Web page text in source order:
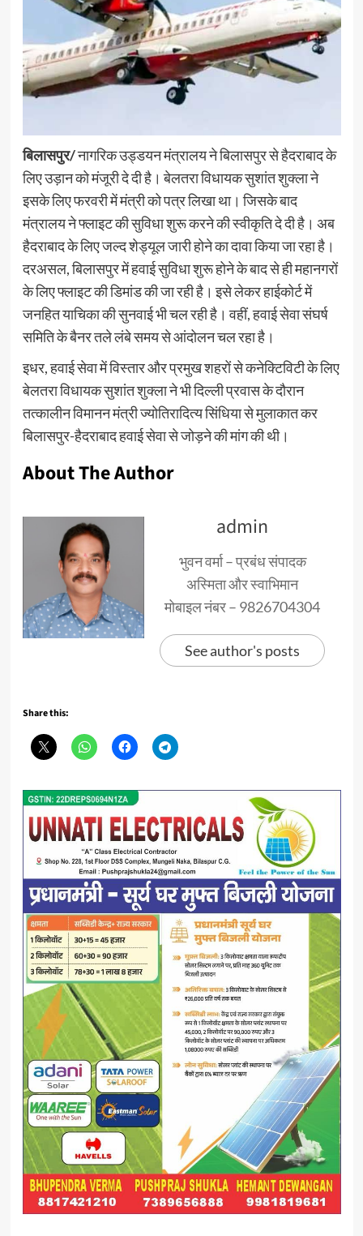
बिलासपुर/नागरिक उड्डयन मंत्रालय ने बिलासपुर से हैदराबाद के
लिए उड़ान को मंजूरी दे दी है। बेलतरा विधायक सुशांत शुक्ला ने
इसके लिए फरवरी में मंत्री को पत्र लिखा था। जिसके बाद
मंत्रालय ने फ्लाइट की सुविधा शुरू करने की स्वीकृति दे दी है। अब
हैदराबाद के लिए जल्द शेड्यूल जारी होने का दावा किया जा रहा है।
दरअसल, बिलासपुर में हवाई सुविधा शुरू होने के बाद से ही महानगरों
के लिए फ्लाइट की डिमांड की जा रही है। इसे लेकर हाईकोर्ट में
जनहित याचिका की सुनवाई भी चल रही है। वहीं, हवाई सेवा संघर्ष
समिति के बैनर तले लंबे समय से आंदोलन चल रहा है।
इधर, हवाई सेवा में विस्तार और प्रमुख शहरों से कनेक्टिविटी के लिए
बेलतरा विधायक सुशांत शुक्ला ने भी दिल्ली प्रवास के दौरान
तत्कालीन विमानन मंत्री ज्योतिरादित्य सिंधिया से मुलाकात कर
बिलासपुर-हैदराबाद हवाई सेवा से जोड़ने की मांग की थी।
About The Author
admin
भुवन वर्मा – प्रबंध संपादक
अस्मिता और स्वाभिमान
मोबाइल नंबर – 9826704304
See author's posts
Share this: